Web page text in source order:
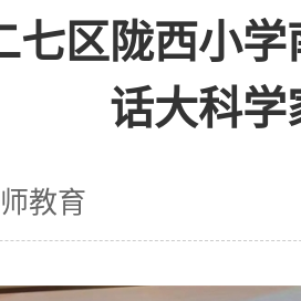
七区陇西小
话大科学
教育